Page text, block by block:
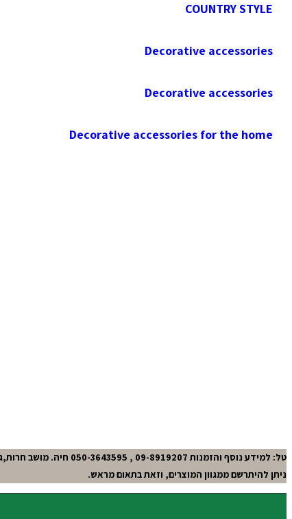
COUNTRY STYLE
Decorative accessories
Decorative accessories
Decorative accessories for the home
טל: למידע נוסף והזמנות 09-8919207 , 050-3643595 חיה. מושב חרות,גוש תל-מונד.
ניתן להיתרשם ממגוון המוצרים, וזאת בתאום מראש.